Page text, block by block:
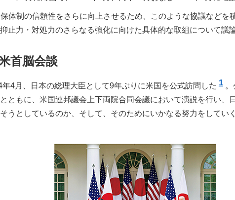
体制の信頼性をさらに向上させるため、このような協議などを
止力・対処力のさらなる強化に向けた具体的な取組について議
首脳会談
4月、日本の総理大臣として9年ぶりに米国を公式訪問した 1
ともに、米国連邦議会上下両院合同会議において演説を行い、
うとしているのか、そして、そのためにいかなる努力をしてい